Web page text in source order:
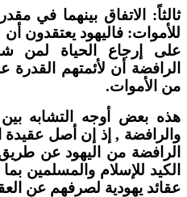
الاتفاق بينهما في
فاليهود يعتقدون أن
إرجاع الحياة لمن
أن لأئمتهم القدرة
الأموات.
بعض أوجه التشابه بين
, إذ إن أصل عقيدة
من اليهود عن طريق
للإسلام والمسلمين
يهودية لصرفهم عن